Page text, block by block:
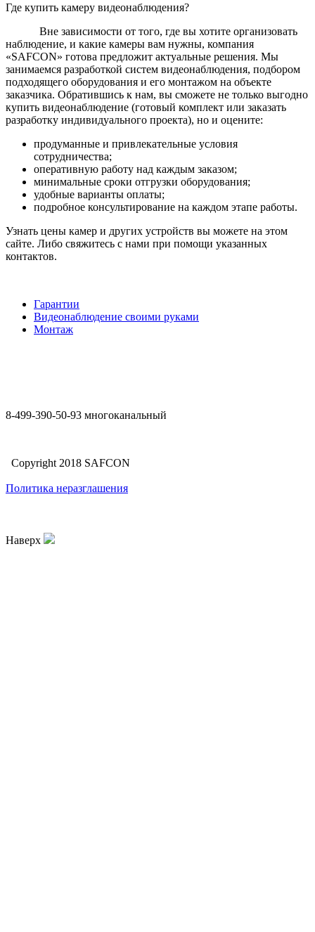
Где купить камеру видеонаблюдения?
Вне зависимости от того, где вы хотите организовать
наблюдение, и какие камеры вам нужны, компания
«SAFCON» готова предложит актуальные решения. Мы
занимаемся разработкой систем видеонаблюдения, подбором
подходящего оборудования и его монтажом на объекте
заказчика. Обратившись к нам, вы сможете не только выгодно
купить видеонаблюдение (готовый комплект или заказать
разработку индивидуального проекта), но и оцените:
продуманные и привлекательные условия
сотрудничества;
оперативную работу над каждым заказом;
минимальные сроки отгрузки оборудования;
удобные варианты оплаты;
подробное консультирование на каждом этапе работы.
Узнать цены камер и других устройств вы можете на этом
сайте. Либо свяжитесь с нами при помощи указанных
контактов.
Гарантии
Видеонаблюдение своими руками
Монтаж
8-499-390-50-93 многоканальный
Copyright 2018 SAFCON
Политика неразглашения
Наверх